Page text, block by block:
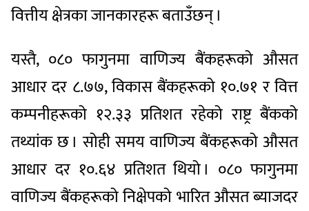
वित्तीय क्षेत्रका जानकारहरू बताउँछन् ।
यस्तै, ०८० फागुनमा वाणिज्य बैंकहरूको औसत
आधार दर ८.७७, विकास बैंकहरूको १०.७१ र वित्त
कम्पनीहरूको १२.३३ प्रतिशत रहेको राष्ट्र बैंकको
तथ्यांक छ । सोही समय वाणिज्य बैंकहरूको औसत
आधार दर १०.६४ प्रतिशत थियो । ०८० फागुनमा
वाणिज्य बैंकहरूको निक्षेपको भारित औसत ब्याजदर